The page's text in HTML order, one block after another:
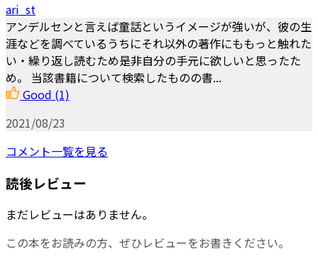
ari_st
アンデルセンと言えば童話というイメージが強いが、彼の生
涯などを調べているうちにそれ以外の著作にももっと触れた
い・繰り返し読むため是非自分の手元に欲しいと思ったた
め。 当該書籍について検索したものの書...
Good (1)
2021/08/23
コメント一覧を見る
読後レビュー
まだレビューはありません。
この本をお読みの方、ぜひレビューをお書きください。